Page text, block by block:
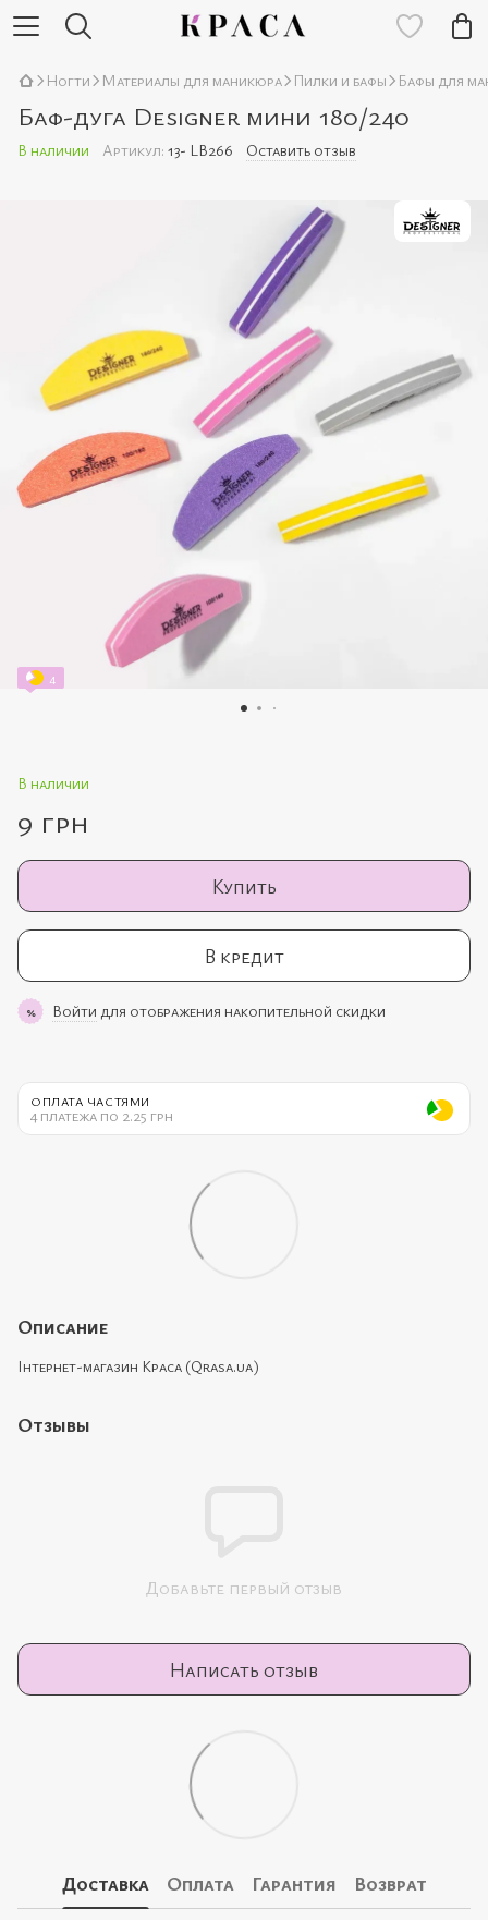
Ногти Материалы для маникюра Пилки и бафы Бафы для
Баф-дуга Designer мини 180/240
В наличии Артикул: 13- LB266 Оставить отзыв
4
В наличии
9 грн
Купить
В кредит
% Войти для отображения накопительной скидки
ОПЛАТА ЧАСТЯМИ
4 платежа по 2.25 грн
Описание
Інтернет-магазин Краса (Qrasa.ua)
Отзывы
Добавьте первый отзыв
Написать отзыв
Доставка Оплата Гарантия Возврат